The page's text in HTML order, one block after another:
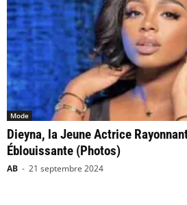
Mode
Dieyna, la Jeune Actrice
Éblouissante (Photos)
AB - 21 septembre 2024